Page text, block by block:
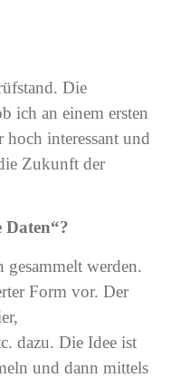
Die
ich an einem ersten
interessant und
Zukunft der
Daten“?
werden.
Form vor. Der
dazu. Die Idee ist
und dann mittels